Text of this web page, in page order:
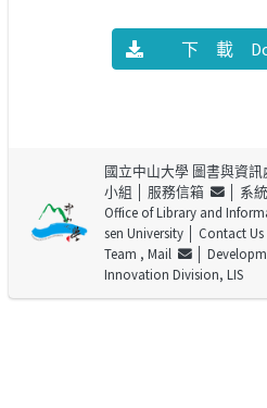
下 載
國立中山大學 圖書與資訊
小組 │ 服務信箱
│ 系
Office of Library and
sen University│ Contact Us
Team , Mail
│
Innovation Division, LIS